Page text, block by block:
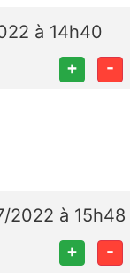
à 14h40
+ -
2022 à 15h48
+ -